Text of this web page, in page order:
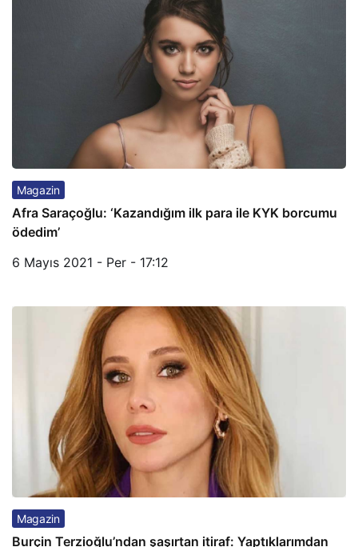
Magazin
Afra Saraçoğlu: ‘Kazandığım ilk para ile KYK borcumu
ödedim’
6 Mayıs 2021 - Per - 17:12
Magazin
Burçin Terzioğlu’ndan şaşırtan itiraf: Yaptıklarımdan